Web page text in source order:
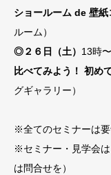
ショールーム de 壁
ルーム）
◎２６日（土） 13時
比べてみよう！ 初め
グギャラリー）
※全てのセミナーは要
※セミナー・見学会
は問合せを）